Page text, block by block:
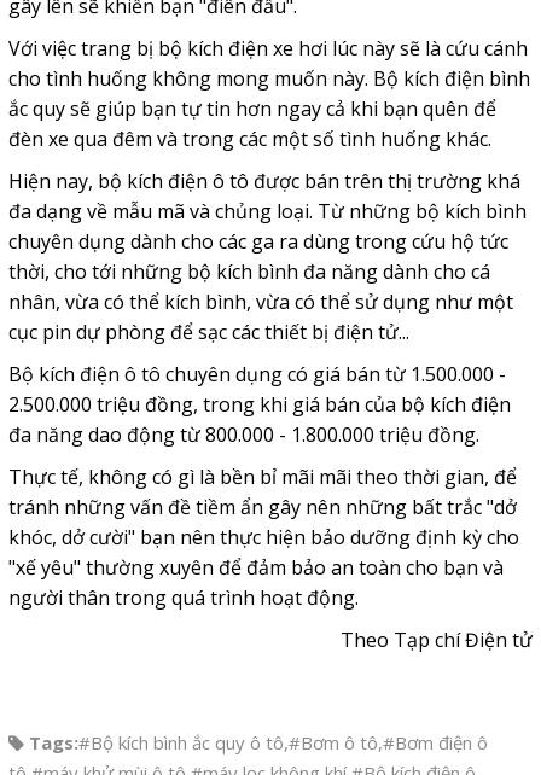
gây lên sẽ khiến bạn "điên đầu".
Với việc trang bị bộ kích điện xe hơi lúc này sẽ là cứu cánh
cho tình huống không mong muốn này. Bộ kích điện bình
ắc quy sẽ giúp bạn tự tin hơn ngay cả khi bạn quên để
đèn xe qua đêm và trong các một số tình huống khác.
Hiện nay, bộ kích điện ô tô được bán trên thị trường khá
đa dạng về mẫu mã và chủng loại. Từ những bộ kích bình
chuyên dụng dành cho các ga ra dùng trong cứu hộ tức
thời, cho tới những bộ kích bình đa năng dành cho cá
nhân, vừa có thể kích bình, vừa có thể sử dụng như một
cục pin dự phòng để sạc các thiết bị điện tử...
Bộ kích điện ô tô chuyên dụng có giá bán từ 1.500.000 -
2.500.000 triệu đồng, trong khi giá bán của bộ kích điện
đa năng dao động từ 800.000 - 1.800.000 triệu đồng.
Thực tế, không có gì là bền bỉ mãi mãi theo thời gian, để
tránh những vấn đề tiềm ẩn gây nên những bất trắc "dở
khóc, dở cười" bạn nên thực hiện bảo dưỡng định kỳ cho
"xế yêu" thường xuyên để đảm bảo an toàn cho bạn và
người thân trong quá trình hoạt động.
Theo Tạp chí Điện tử
Tags:#Bộ kích bình ắc quy ô tô,#Bơm ô tô,#Bơm điện ô